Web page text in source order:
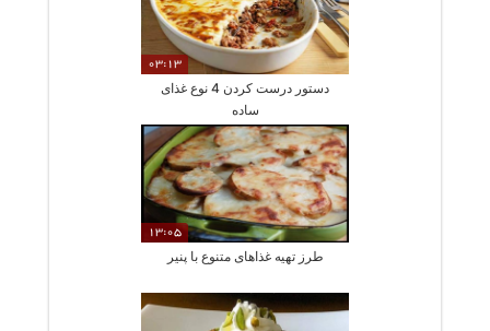
03:13
دستور درست کردن 4 نوع غذای
ساده
13:05
طرز تهیه غذاهای متنوع با پنیر